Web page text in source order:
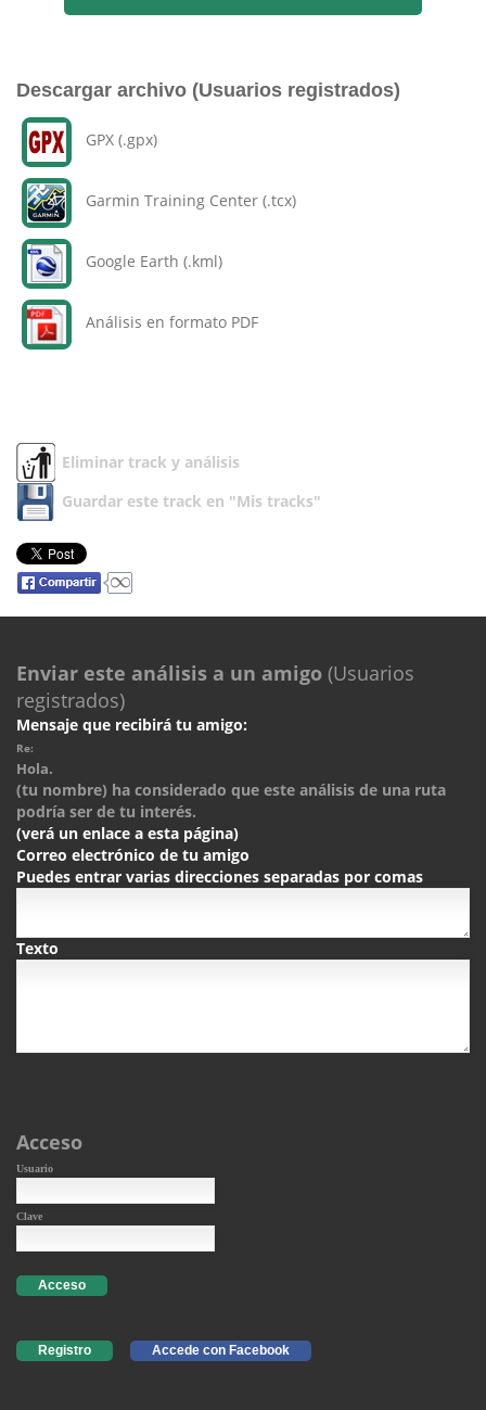
Descargar archivo (Usuarios registrados)
GPX (.gpx)
Garmin Training Center (.tcx)
Google Earth (.kml)
Análisis en formato PDF
Eliminar track y análisis
Guardar este track en "Mis tracks"
Enviar este análisis a un amigo (Usuarios
registrados)
Mensaje que recibirá tu amigo:
Re:
Hola.
(tu nombre) ha considerado que este análisis de una ruta
podría ser de tu interés.
(verá un enlace a esta página)
Correo electrónico de tu amigo
Puedes entrar varias direcciones separadas por comas
Texto
Acceso
Usuario
Clave
Acceso
Registro Accede con Facebook